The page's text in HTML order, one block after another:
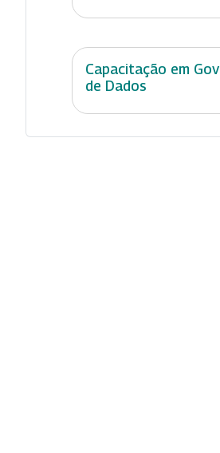
Capacitação em
de Dados